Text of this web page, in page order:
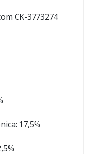
CK-3773274
17,5%